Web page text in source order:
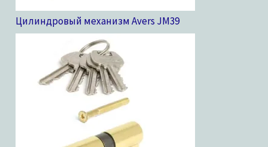
Цилиндровый механизм Avers JM39